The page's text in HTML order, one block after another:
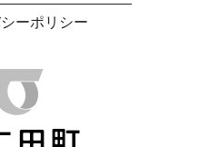
ーポリシー